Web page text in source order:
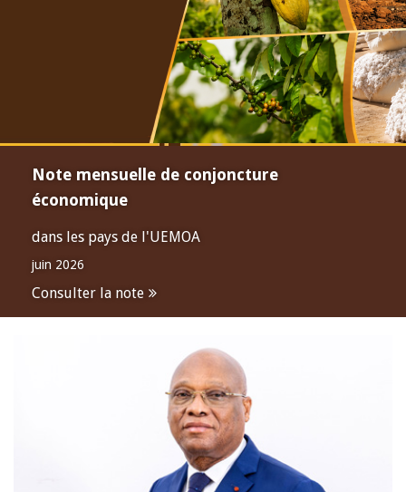
Note mensuelle de conjoncture
économique
dans les pays de l'UEMOA
juin 2026
Consulter la note